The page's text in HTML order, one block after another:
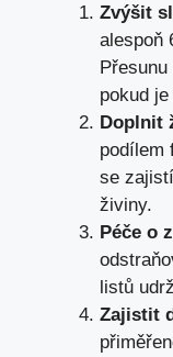
Zvýšit
alespoň
pokud
Doplnit
podílem
se
živiny.
Péče o
listů
Zajistit